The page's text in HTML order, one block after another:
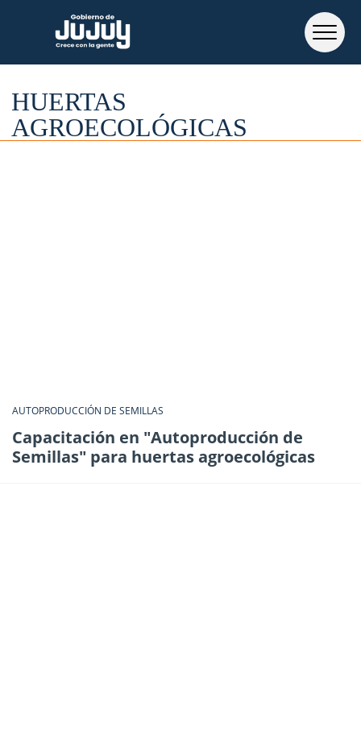
HUERTAS
AGROECOLÓGICAS
AUTOPRODUCCIÓN DE SEMILLAS
Capacitación en "Autoproducción de
Semillas" para huertas agroecológicas